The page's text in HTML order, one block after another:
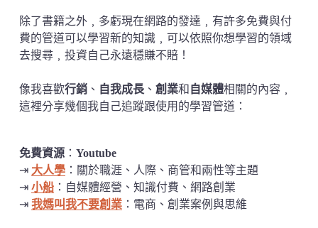
除了書籍之外﹐多虧現在網路的發達﹐有許多免費與付
費的管道可以學習新的知識﹐可以依照你想學習的領域
去搜尋﹐投資自己永遠穩賺不賠！
像我喜歡行銷、 自我成長、 創業和 自媒體相關的內容﹐
這裡分享幾個我自己追蹤跟使用的學習管道：
免費資源： Youtube
⇥ 大人學：關於職涯、人際、商管和兩性等主題
⇥ 小船：自媒體經營、知識付費、網路創業
⇥ 我媽叫我不要創業：電商、創業案例與思維